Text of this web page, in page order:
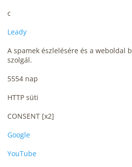
c
Leady
A spamek észlelésére és a weboldal
szolgál.
5554 nap
HTTP süti
CONSENT [x2]
Google
YouTube